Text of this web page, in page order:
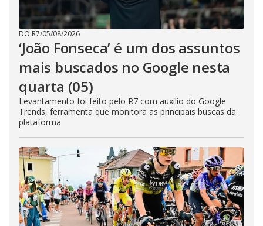
DO R7/05/08/2026
‘João Fonseca’ é um dos assuntos
mais buscados no Google nesta
quarta (05)
Levantamento foi feito pelo R7 com auxílio do Google
Trends, ferramenta que monitora as principais buscas da
plataforma